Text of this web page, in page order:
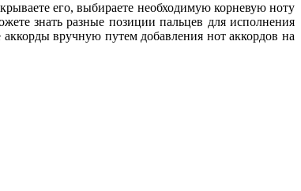
его, выбираете необходимую корневую ноту
знать разные позиции пальцев для исполнения
аккорды вручную путем добавления нот аккордов на